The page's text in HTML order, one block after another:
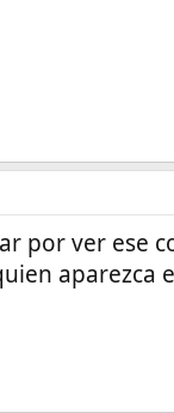
por ver ese
aparezca